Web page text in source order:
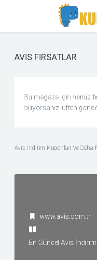
navigation
AVIS FIRSATLAR
Bu mağaza için henüz
biliyorsanız lütfen
Avis İndirim Kuponları Ve Daha
www.avis.com.tr
En Güncel Avis